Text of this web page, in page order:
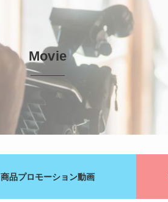
Movie
商品プロモーション動画